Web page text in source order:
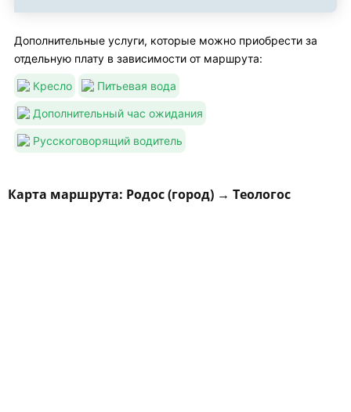
Дополнительные услуги, которые можно приобрести за
отдельную плату в зависимости от маршрута:
Кресло Питьевая вода
Дополнительный час ожидания
Русскоговорящий водитель
Карта маршрута: Родос (город) → Теологос